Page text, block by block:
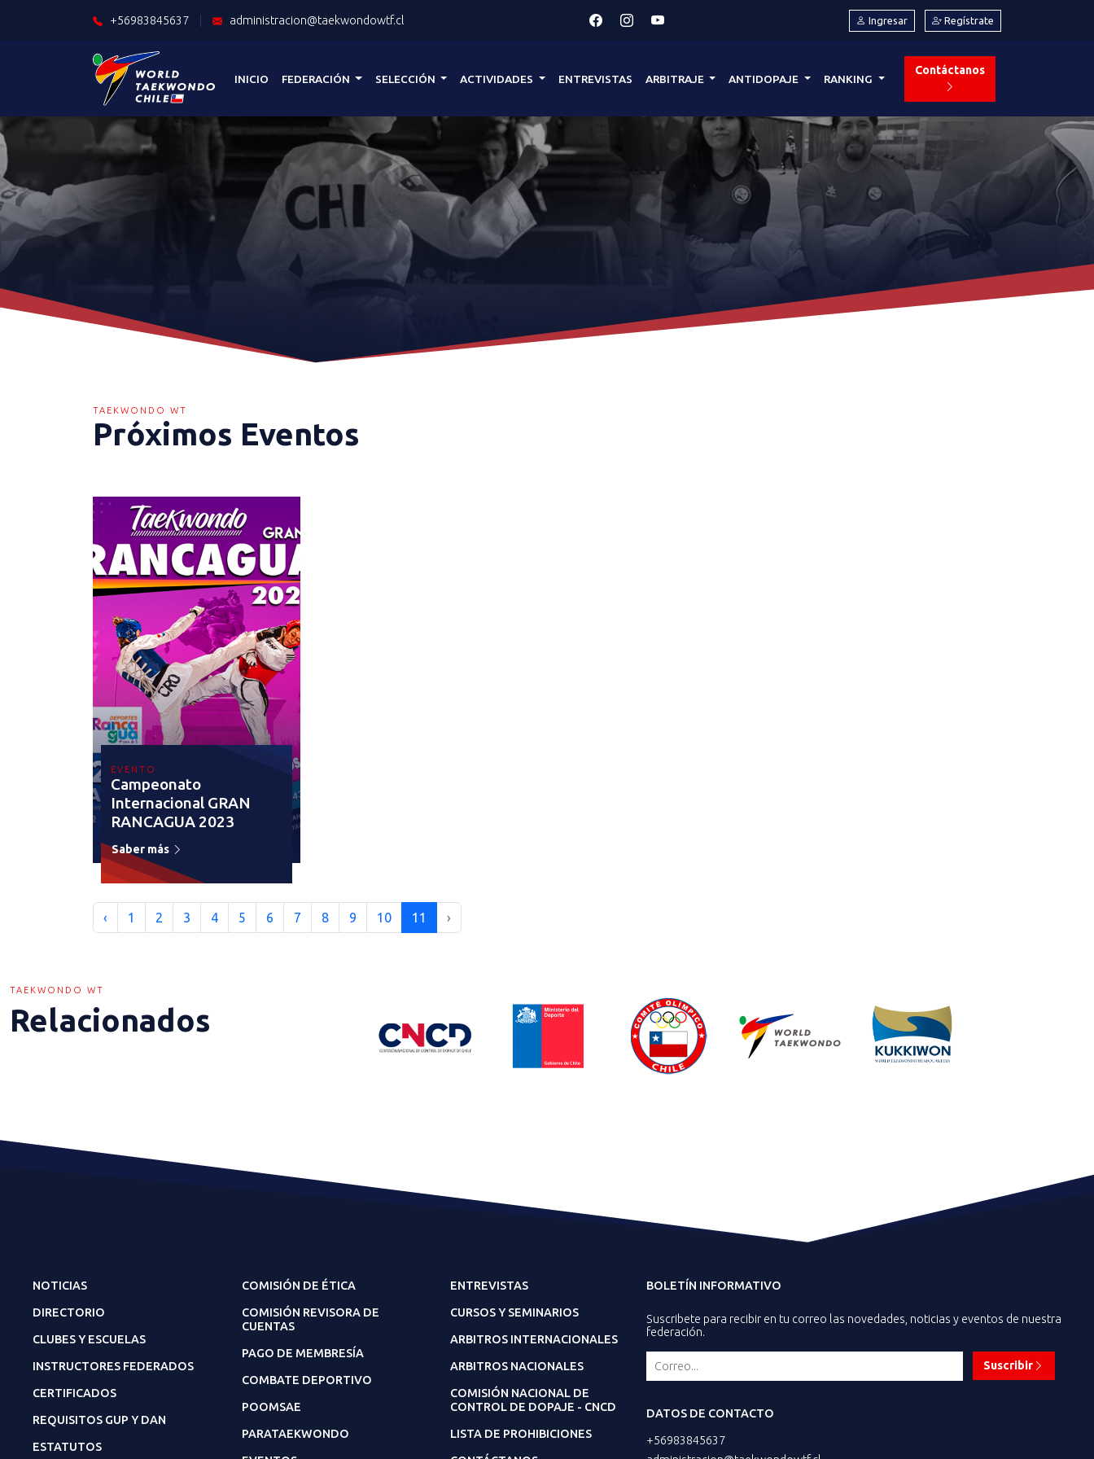
+56983845637 administracion@taekwondowtf.cl Ingresar Regístrate
INICIO FEDERACIÓN SELECCIÓN ACTIVIDADES ENTREVISTAS ARBITRAJE ANTIDOPAJE RANKING
Contáctanos
TAEKWONDO WT
Próximos Eventos
EVENTO
Campeonato
Internacional GRAN
RANCAGUA 2023
Saber más
‹ 1 2 3 4 5 6 7 8 9 10 11 ›
TAEKWONDO WT
Relacionados
NOTICIAS
DIRECTORIO
CLUBES Y ESCUELAS
INSTRUCTORES FEDERADOS
CERTIFICADOS
REQUISITOS GUP Y DAN
ESTATUTOS
COMISIÓN DE ÉTICA
COMISIÓN REVISORA DE
CUENTAS
PAGO DE MEMBRESÍA
COMBATE DEPORTIVO
POOMSAE
PARATAEKWONDO
ENTREVISTAS
CURSOS Y SEMINARIOS
ARBITROS INTERNACIONALES
ARBITROS NACIONALES
COMISIÓN NACIONAL DE
CONTROL DE DOPAJE - CNCD
LISTA DE PROHIBICIONES
BOLETÍN INFORMATIVO
Suscribete para recibir en tu correo las novedades, noticias y eventos de nuestra
federación.
Suscribir
DATOS DE CONTACTO
+56983845637